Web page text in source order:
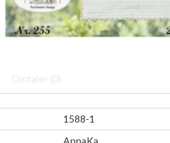
Omtaler (0)
1588-1
AnnaKa